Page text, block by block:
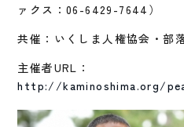
ァクス：06-6429-7644）
共催：いくしま人権協会・部
主催者URL：
http://kaminoshima.org/